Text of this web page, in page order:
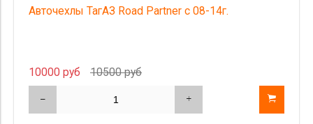
Авточехлы ТагАЗ Road Partner с 08-14г.
10000 руб 10500 руб